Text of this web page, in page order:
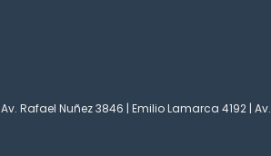
Rafael Nuñez 3846 | Emilio Lamarca 4192 | Av.